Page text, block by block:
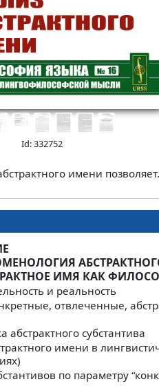
Id: 332752
имени
ИМЯ КАК
и реальность
отвлеченные,
абстрактного субстантива
имени в
по параметру